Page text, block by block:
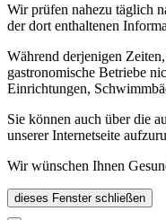
Wir prüfen nahezu täglich
der dort enthaltenen
Während derjenigen
gastronomische Betriebe
Einrichtungen,
Sie können auch über die
unserer Internetseite
Wir wünschen Ihnen
dieses Fenster schließen